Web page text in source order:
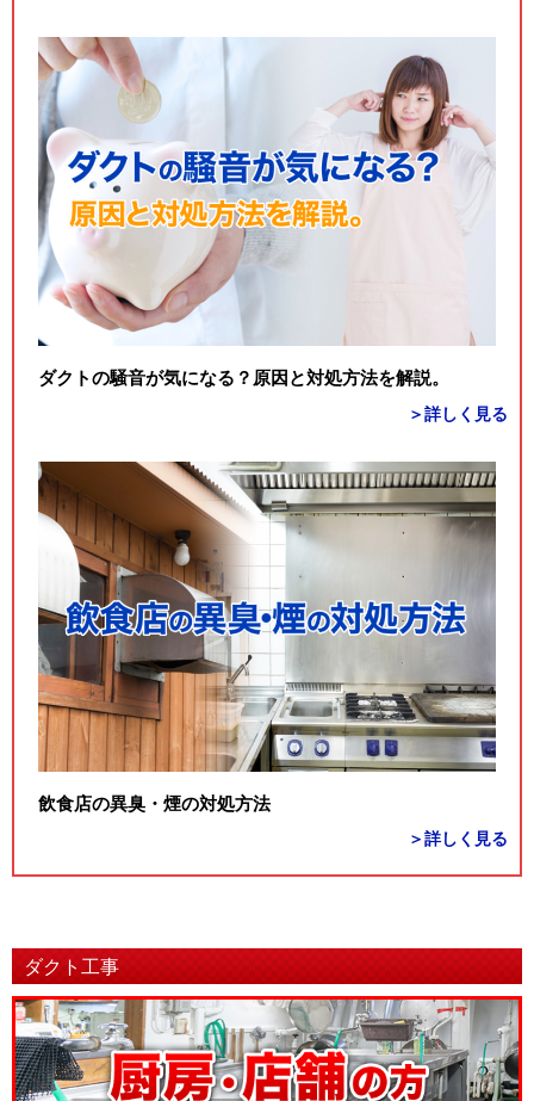
ダクトの騒音が気になる？原因と対処方法を解説。
＞詳しく見る
飲食店の異臭・煙の対処方法
＞詳しく見る
ダクト工事